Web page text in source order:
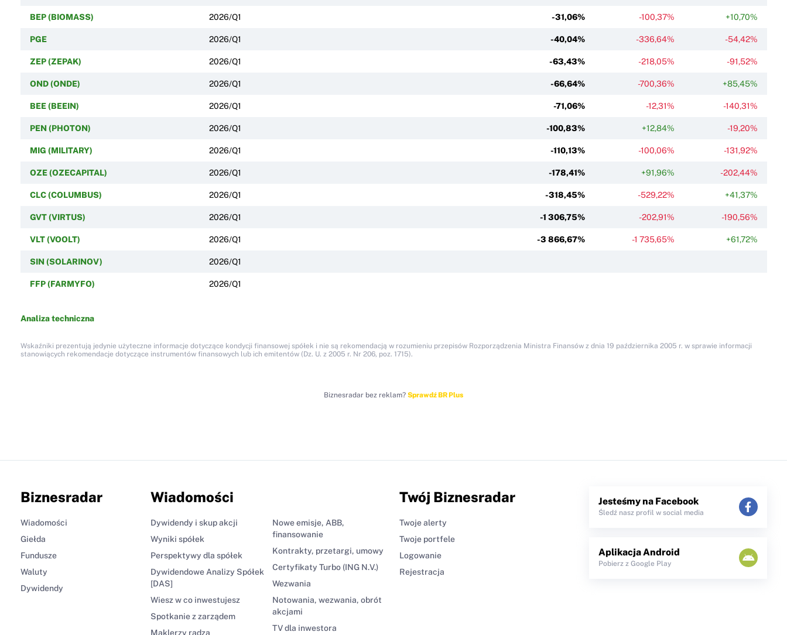
BEP (BIOMASS) 2026/Q1 -31,06% -100,37% +10,70%
PGE 2026/Q1 -40,04% -336,64% -54,42%
ZEP (ZEPAK) 2026/Q1 -63,43% -218,05% -91,52%
OND (ONDE) 2026/Q1 -66,64% -700,36% +85,45%
BEE (BEEIN) 2026/Q1 -71,06% -12,31% -140,31%
PEN (PHOTON) 2026/Q1 -100,83% +12,84% -19,20%
MIG (MILITARY) 2026/Q1 -110,13% -100,06% -131,92%
OZE (OZECAPITAL) 2026/Q1 -178,41% +91,96% -202,44%
CLC (COLUMBUS) 2026/Q1 -318,45% -529,22% +41,37%
GVT (VIRTUS) 2026/Q1 -1 306,75% -202,91% -190,56%
VLT (VOOLT) 2026/Q1 -3 866,67% -1 735,65% +61,72%
SIN (SOLARINOV) 2026/Q1
FFP (FARMYFO) 2026/Q1
Analiza techniczna
Wskaźniki prezentują jedynie użyteczne informacje dotyczące kondycji finansowej spółek i nie są rekomendacją w rozumieniu przepisów Rozporządzenia Ministra Finansów z dnia 19 października 2005 r. w sprawie informacji
stanowiących rekomendacje dotyczące instrumentów finansowych lub ich emitentów (Dz. U. z 2005 r. Nr 206, poz. 1715).
Biznesradar bez reklam? Sprawdź BR Plus
Biznesradar
Wiadomości
Giełda
Fundusze
Waluty
Dywidendy
Wiadomości
Dywidendy i skup akcji
Wyniki spółek
Perspektywy dla spółek
Dywidendowe Analizy Spółek
[DAS]
Wiesz w co inwestujesz
Spotkanie z zarządem
Maklerzy radzą
Nowe emisje, ABB,
finansowanie
Kontrakty, przetargi, umowy
Certyfikaty Turbo (ING N.V.)
Wezwania
Notowania, wezwania, obrót
akcjami
TV dla inwestora
Twój Biznesradar
Twoje alerty
Twoje portfele
Logowanie
Rejestracja
Jesteśmy na Facebook
Śledź nasz profil w social media
Aplikacja Android
Pobierz z Google Play